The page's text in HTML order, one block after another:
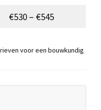
€530 – €545
voor een bouwkundig